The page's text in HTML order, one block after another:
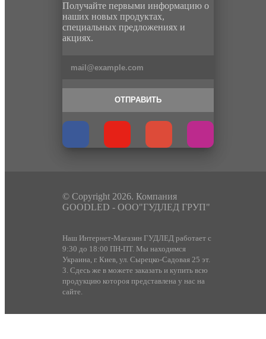
Получайте первыми информацию о
наших новых продуктах,
специальных предложениях и
акциях.
ОТПРАВИТЬ
© Copyright 2026. Компания
GOODLED - ООО"ГУДЛЕД ГРУП"
Наш Интернет-Магазин ГУДЛЕД работает с
9:30 до 18:00 ПН-ПТ. Мы находимся
Украина, г. Киев, ул. Сырецко-Садовая 25 эт.
3. Сдесь же в можете заказать и купить всю
продукцию котороя представлена у нас на
сайте.